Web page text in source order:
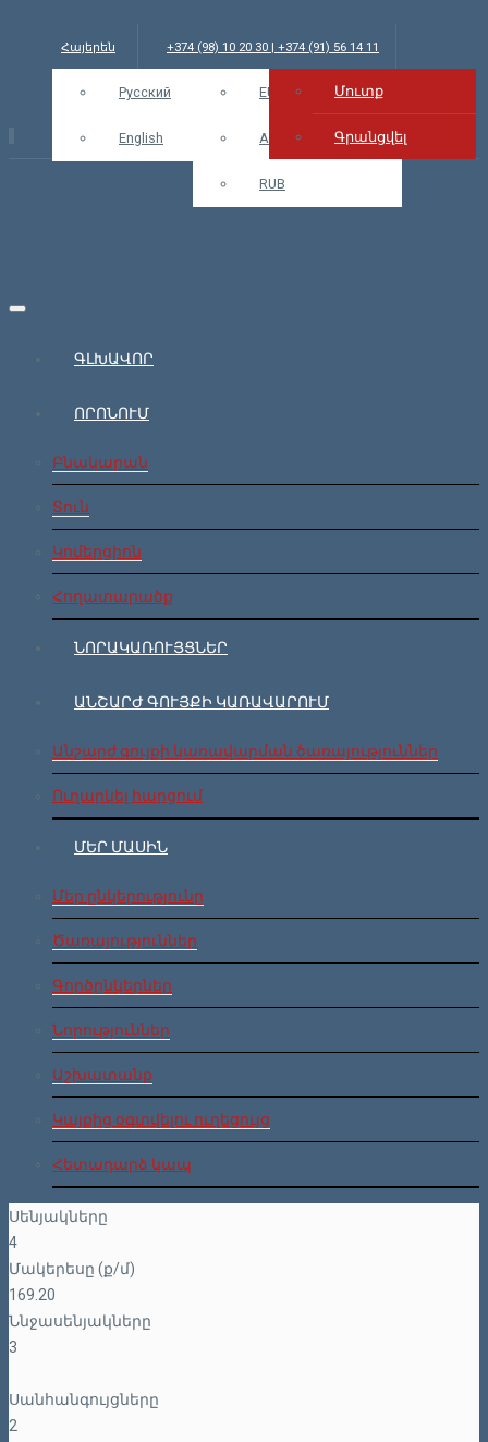
Հայերեն
Русский
English
+374 (98) 10 20 30 | +374 (91) 56 14 11
info@bars.am USD EUR
AMD
RUB
Մուտք Մուտք
Գրանցվել
ԳԼԽԱՎՈՐ
ՈՐՈՆՈՒՄ
Բնակարան
Տուն
Կոմերցիոն
Հողատարածք
ՆՈՐԱԿԱՌՈՒՅՑՆԵՐ
ԱՆՇԱՐԺ ԳՈՒՅՔԻ ԿԱՌԱՎԱՐՈՒՄ
Անշարժ գույքի կառավարման ծառայություններ
Ուղարկել հարցում
ՄԵՐ ՄԱՍԻՆ
Մեր ընկերությունը
Ծառայություններ
Գործընկերներ
Նորություններ
Աշխատանք
Կայքից օգտվելու ուղեցույց
Հետադարձ կապ
Սենյակները
4
Մակերեսը (ք/մ)
169.20
Ննջասենյակները
3
Սանհանգույցները
2